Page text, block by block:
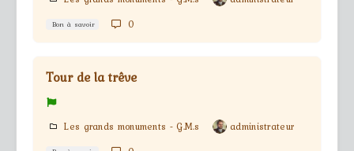
Bon à savoir 0
Tour de la trêve
Les grands monuments - G.M.s administrateur